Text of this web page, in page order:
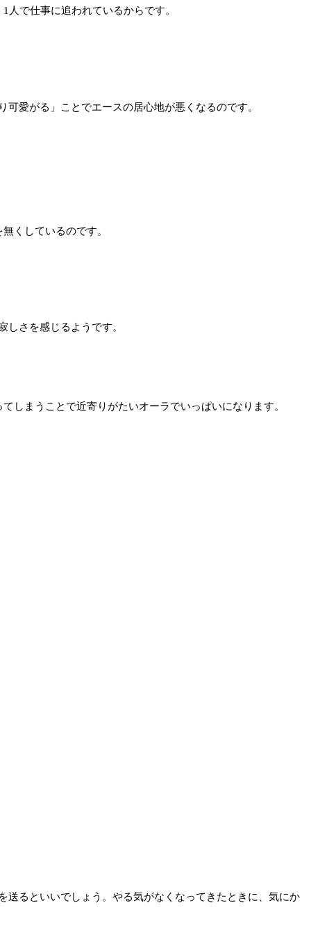
で仕事に追われているからです。
愛がる」ことでエースの居心地が悪くなるのです。
くしているのです。
さを感じるようです。
しまうことで近寄りがたいオーラでいっぱいになります。
るといいでしょう。やる気がなくなってきたときに、気にか